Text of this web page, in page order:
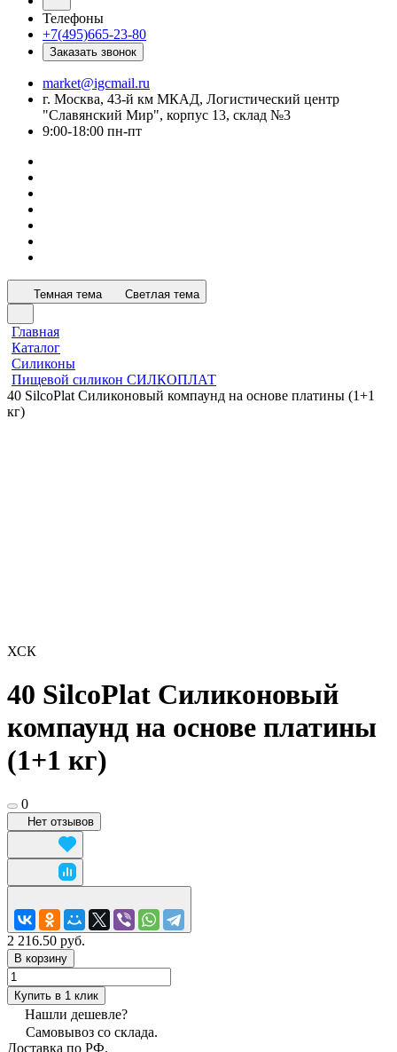
Телефоны
+7(495)665-23-80
Заказать звонок
market@igcmail.ru
г. Москва, 43-й км МКАД, Логистический центр
"Славянский Мир", корпус 13, склад №3
9:00-18:00 пн-пт
Темная тема Светлая тема
Главная
Каталог
Силиконы
Пищевой силикон СИЛКОПЛАТ
40 SilcoPlat Силиконовый компаунд на основе платины (1+1
кг)
ХСК
40 SilcoPlat Силиконовый
компаунд на основе платины
(1+1 кг)
0
Нет отзывов
2 216.50 руб.
В корзину
Купить в 1 клик
Нашли дешевле?
Самовывоз со склада.
Доставка по РФ.